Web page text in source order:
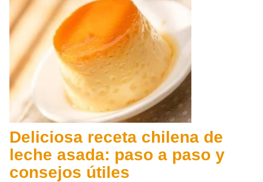
Deliciosa receta chilena de
leche asada: paso a paso y
consejos útiles